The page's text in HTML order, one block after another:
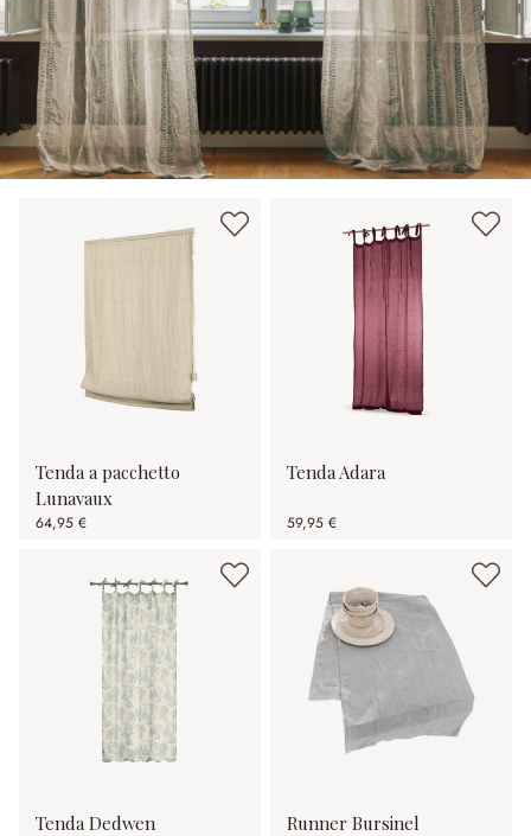
Tenda a pacchetto
Lunavaux
64,95 €
Tenda Adara
59,95 €
Tenda Dedwen Runner Bursinel